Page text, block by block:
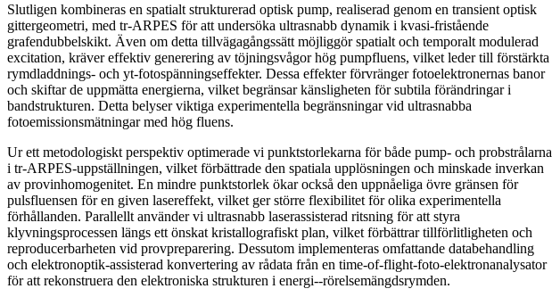
Slutligen kombineras en spatialt strukturerad optisk pump, realiserad genom en transient optisk
gittergeometri, med tr-ARPES för att undersöka ultrasnabb dynamik i kvasi-fristående
grafendubbelskikt. Även om detta tillvägagångssätt möjliggör spatialt och temporalt modulerad
excitation, kräver effektiv generering av töjningsvågor hög pumpfluens, vilket leder till förstärkta
rymdladdnings- och yt-fotospänningseffekter. Dessa effekter förvränger fotoelektronernas banor
och skiftar de uppmätta energierna, vilket begränsar känsligheten för subtila förändringar i
bandstrukturen. Detta belyser viktiga experimentella begränsningar vid ultrasnabba
fotoemissionsmätningar med hög fluens.
Ur ett metodologiskt perspektiv optimerade vi punktstorlekarna för både pump- och probstrålarna
i tr-ARPES-uppställningen, vilket förbättrade den spatiala upplösningen och minskade inverkan
av provinhomogenitet. En mindre punktstorlek ökar också den uppnåeliga övre gränsen för
pulsfluensen för en given lasereffekt, vilket ger större flexibilitet för olika experimentella
förhållanden. Parallellt använder vi ultrasnabb laserassisterad ritsning för att styra
klyvningsprocessen längs ett önskat kristallografiskt plan, vilket förbättrar tillförlitligheten och
reproducerbarheten vid provpreparering. Dessutom implementeras omfattande databehandling
och elektronoptik-assisterad konvertering av rådata från en time-of-flight-foto-elektronanalysator
för att rekonstruera den elektroniska strukturen i energi--rörelsemängdsrymden.